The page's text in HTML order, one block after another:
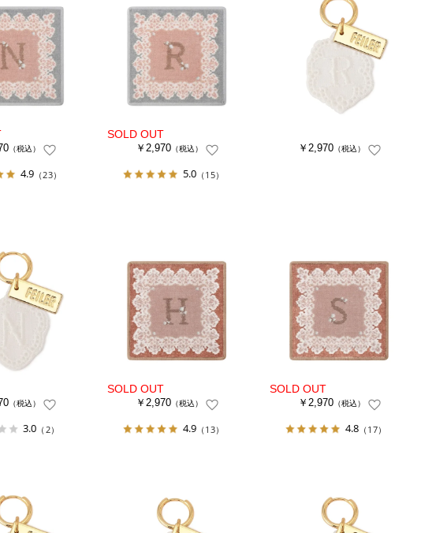
（税込）
4.9 （23）
￥2,970（税込）
5.0 （15）
￥2,970（税込）
（税込）
3.0 （2）
￥2,970（税込）
4.9 （13）
￥2,970（税込）
4.8 （17）